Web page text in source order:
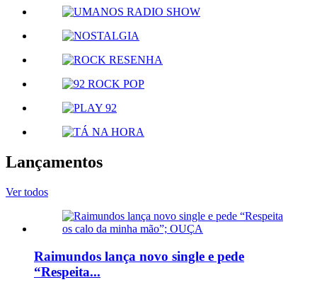
Lançamentos
Ver todos
Raimundos lança novo single e pede
“Respeita...